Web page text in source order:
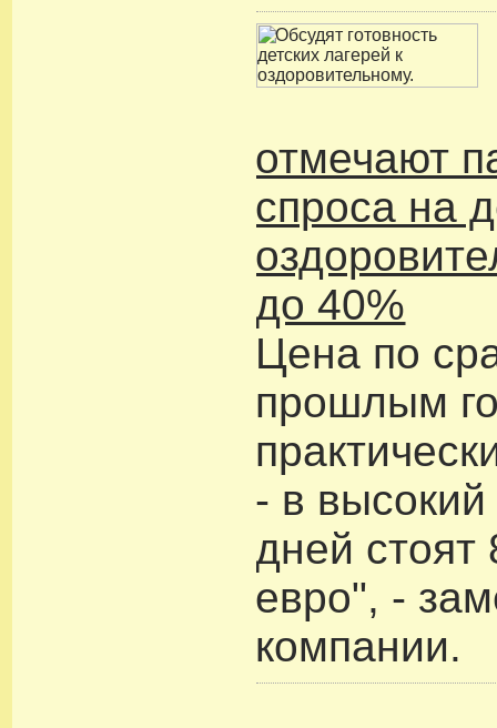
отмечают
спроса на
до 40%
Цена по
прошлым
- в
дней стоят
евро", -
компании.